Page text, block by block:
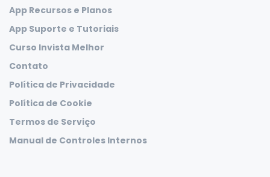
App Recursos e Planos
App Suporte e Tutoriais
Curso Invista Melhor
Contato
Política de Privacidade
Política de Cookie
Termos de Serviço
Manual de Controles Internos